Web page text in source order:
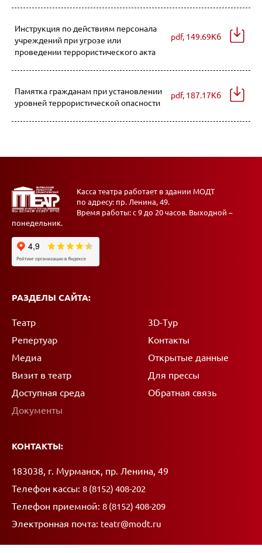
Инструкция по действиям персонала
учреждений при угрозе или
проведении террористического акта
pdf, 149.69Кб
Памятка гражданам при установлении
уровней террористической опасности
pdf, 187.17Кб
Касса театра работает в здании МОДТ
по адресу: пр. Ленина, 49.
Время работы: с 9 до 20 часов. Выходной –
понедельник.
РАЗДЕЛЫ САЙТА:
Театр
Репертуар
Медиа
Визит в театр
Доступная среда
Документы
3D-Тур
Контакты
Открытые данные
Для прессы
Обратная связь
КОНТАКТЫ:
Адрес:
183038, г. Мурманск, пр. Ленина, 49
Телефон кассы: 8 (8152) 408-202
Телефон приемной: 8 (8152) 408-209
Электронная почта: teatr@modt.ru